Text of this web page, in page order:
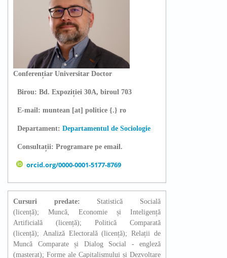
Conferențiar Universitar Doctor
Birou: Bd. Expoziției 30A, biroul 703
E-mail: muntean [at] politice {.} ro
Departament: Departamentul de Sociologie
Consultații: Programare pe email.
orcid.org/0000-0001-5177-8769
Cursuri predate: Statistică Socială
(licență); Muncă, Economie și Inteligență
Artificială (licență); Politică Comparată
(licență); Analiză Electorală (licență); Relații de
Muncă Comparate și Dialog Social - engleză
(masterat); Forme ale Capitalismului și Dezvoltare